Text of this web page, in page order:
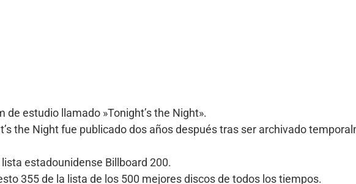
estudio llamado »Tonight’s the Night».
the Night fue publicado dos años después tras ser archivado
estadounidense Billboard 200.
355 de la lista de los 500 mejores discos de todos los tiempos.